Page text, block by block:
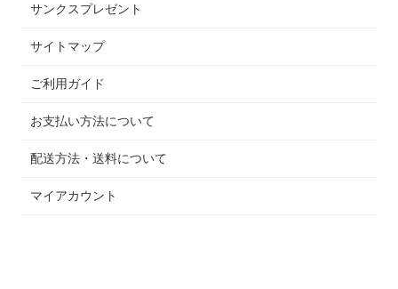
サンクスプレゼント
サイトマップ
ご利用ガイド
お支払い方法について
配送方法・送料について
マイアカウント